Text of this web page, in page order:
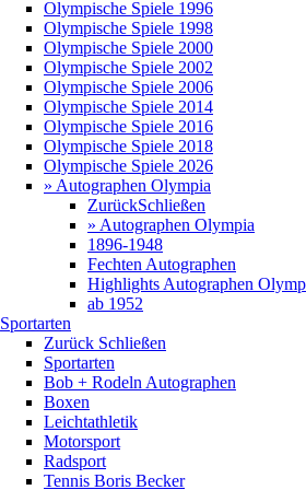
Olympische Spiele 1996
Olympische Spiele 1998
Olympische Spiele 2000
Olympische Spiele 2002
Olympische Spiele 2006
Olympische Spiele 2014
Olympische Spiele 2016
Olympische Spiele 2018
Olympische Spiele 2026
» Autographen Olympia
ZurückSchließen
» Autographen Olympia
1896-1948
Fechten Autographen
Highlights Autographen
ab 1952
Sportarten
Zurück Schließen
Sportarten
Bob + Rodeln Autographen
Boxen
Leichtathletik
Motorsport
Radsport
Tennis Boris Becker